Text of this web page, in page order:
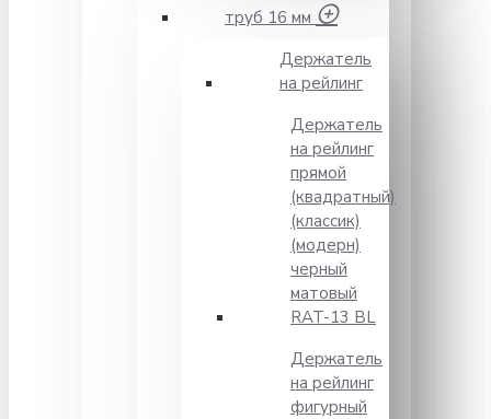
труб 16 мм
Держатель
на рейлинг
Держатель
на рейлинг
прямой
(квадратный)
(классик)
(модерн)
черный
матовый
RAT-13 BL
Держатель
на рейлинг
фигурный